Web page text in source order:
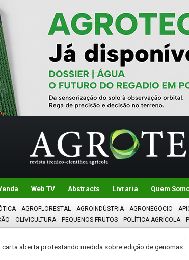
Web TV Abstracts Livraria Quem
AGROFLORESTAL AGROINDÚSTRIA AGRONEGÓCIO
OLIVICULTURA PEQUENOS FRUTOS POLÍTICA AGRÍCOLA
aberta protestando medida sobre edição de genomas